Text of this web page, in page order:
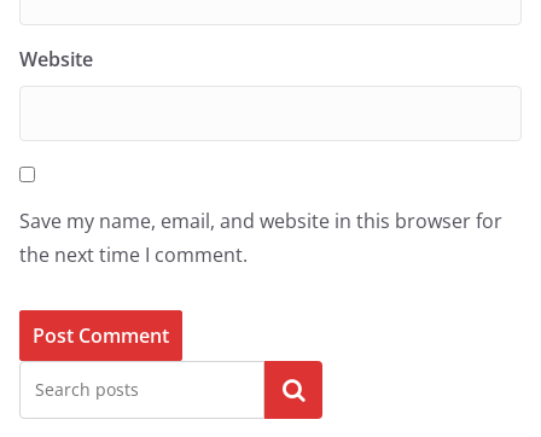
Website
Save my name, email, and website in this browser for
the next time I comment.
Search